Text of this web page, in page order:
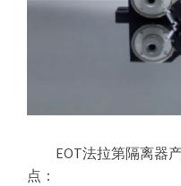
EOT法拉第隔离器产
点：